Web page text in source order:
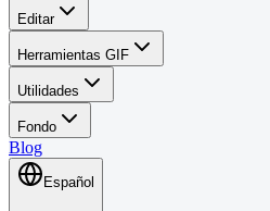
Editar
Herramientas GIF
Utilidades
Fondo
Blog
Español